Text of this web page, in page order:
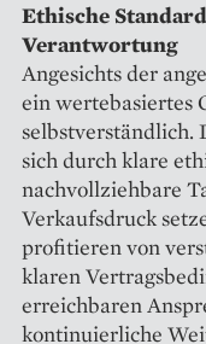
Ethische
Verantwortung
Angesichts der
ein wertebasiertes
selbstverständlich.
sich durch klare
nachvollziehbare
Verkaufsdruck
profitieren von
klaren
erreichbaren
kontinuierliche